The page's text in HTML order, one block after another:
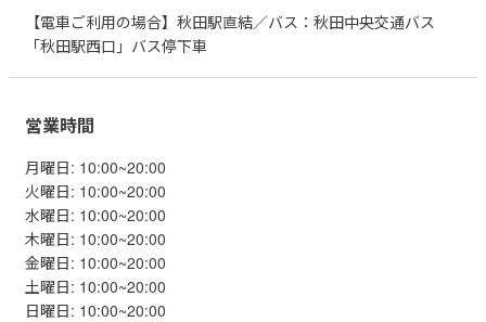
【電車ご利用の場合】秋田駅直結／バス：秋田中央交通バス
「秋田駅西口」バス停下車
営業時間
月曜日: 10:00~20:00
火曜日: 10:00~20:00
水曜日: 10:00~20:00
木曜日: 10:00~20:00
金曜日: 10:00~20:00
土曜日: 10:00~20:00
日曜日: 10:00~20:00